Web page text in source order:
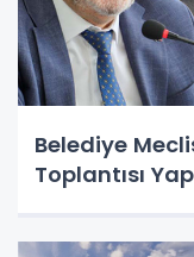
Belediye
Toplantısı